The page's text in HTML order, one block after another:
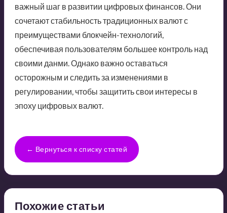
важный шаг в развитии цифровых финансов. Они
сочетают стабильность традиционных валют с
преимуществами блокчейн-технологий,
обеспечивая пользователям большее контроль над
своими данми. Однако важно оставаться
осторожным и следить за изменениями в
регулировании, чтобы защитить свои интересы в
эпоху цифровых валют.
← Вернуться к списку статей
Похожие статьи